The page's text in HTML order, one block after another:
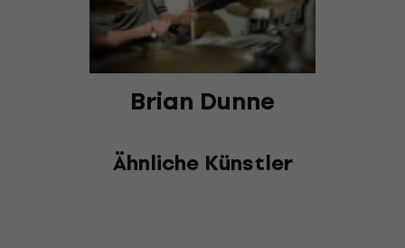
Brian Dunne
Ähnliche Künstler